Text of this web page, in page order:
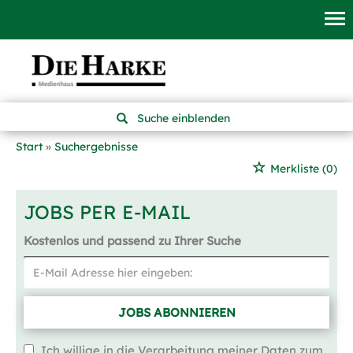
Suche einblenden
Start
Suchergebnisse
Merkliste (0)
JOBS PER E-MAIL
Kostenlos und passend zu Ihrer Suche
JOBS ABONNIEREN